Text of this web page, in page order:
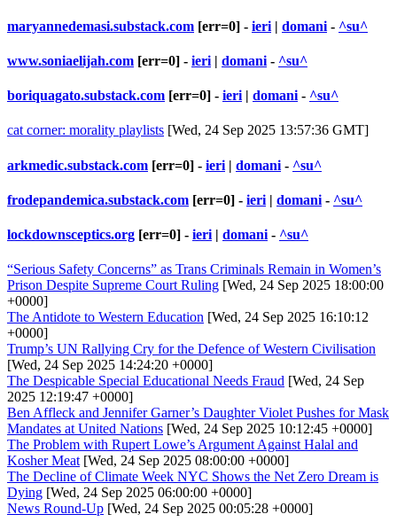
maryannedemasi.substack.com [err=0] - ieri | domani - ^su^
www.soniaelijah.com [err=0] - ieri | domani - ^su^
boriquagato.substack.com [err=0] - ieri | domani - ^su^
cat corner: morality playlists [Wed, 24 Sep 2025 13:57:36 GMT]
arkmedic.substack.com [err=0] - ieri | domani - ^su^
frodepandemica.substack.com [err=0] - ieri | domani - ^su^
lockdownsceptics.org [err=0] - ieri | domani - ^su^
“Serious Safety Concerns” as Trans Criminals Remain in Women’s
Prison Despite Supreme Court Ruling [Wed, 24 Sep 2025 18:00:00
+0000]
The Antidote to Western Education [Wed, 24 Sep 2025 16:10:12
+0000]
Trump’s UN Rallying Cry for the Defence of Western Civilisation
[Wed, 24 Sep 2025 14:24:20 +0000]
The Despicable Special Educational Needs Fraud [Wed, 24 Sep
2025 12:19:47 +0000]
Ben Affleck and Jennifer Garner’s Daughter Violet Pushes for Mask
Mandates at United Nations [Wed, 24 Sep 2025 10:12:45 +0000]
The Problem with Rupert Lowe’s Argument Against Halal and
Kosher Meat[Wed, 24 Sep 2025 08:00:00 +0000]
The Decline of Climate Week NYC Shows the Net Zero Dream is
Dying [Wed, 24 Sep 2025 06:00:00 +0000]
News Round-Up [Wed, 24 Sep 2025 00:05:28 +0000]